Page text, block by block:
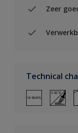
Zeer
Technical